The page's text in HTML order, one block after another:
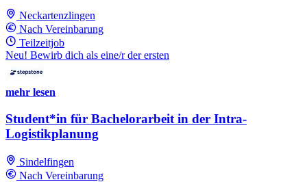
Neckartenzlingen
Nach Vereinbarung
Teilzeitjob
Neu! Bewirb dich als eine/r der ersten
mehr lesen
Student*in für Bachelorarbeit in der Intra-
Logistikplanung
Sindelfingen
Nach Vereinbarung